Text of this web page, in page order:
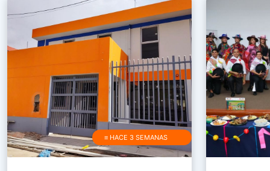
≡ HACE 3 SEMANAS